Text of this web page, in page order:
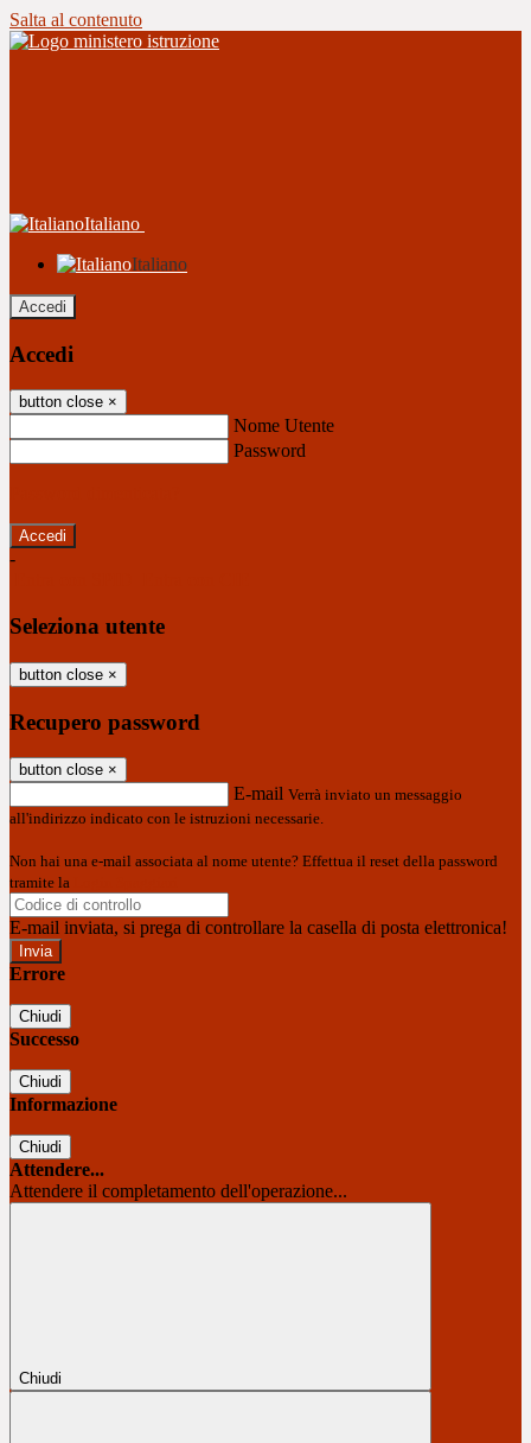
Salta al contenuto
Italiano
Italiano
Accedi
Accedi
button close ×
Nome Utente
Password
-
Seleziona utente
button close ×
Recupero password
button close ×
E-mail Verrà inviato un messaggio
all'indirizzo indicato con le istruzioni necessarie.
Non hai una e-mail associata al nome utente? Effettua il reset della password
tramite la
E-mail inviata, si prega di controllare la casella di posta elettronica!
Errore
Chiudi
Successo
Chiudi
Informazione
Chiudi
Attendere...
Attendere il completamento dell'operazione...
Chiudi